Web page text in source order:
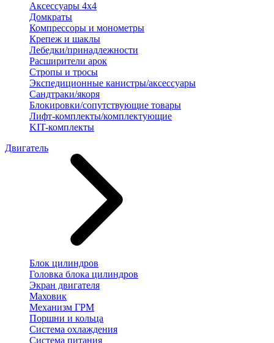
Аксессуары 4х4
Домкраты
Компрессоры и монометры
Крепеж и шаклы
Лебедки/принадлежности
Расширители арок
Стропы и тросы
Экспедиционные канистры/аксессуары
Сандтраки/якоря
Блокировки/сопутствующие товары
Лифт-комплекты/комплектующие
KIT-комплекты
Двигатель
Блок цилиндров
Головка блока цилиндров
Экран двигателя
Маховик
Механизм ГРМ
Поршни и кольца
Система охлаждения
Система питания